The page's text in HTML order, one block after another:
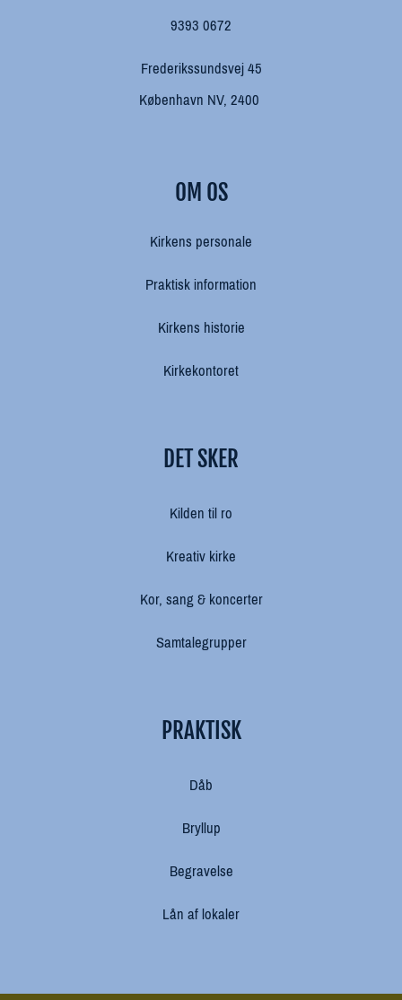
9393 0672
Frederikssundsvej 45
København NV, 2400
OM OS
Kirkens personale
Praktisk information
Kirkens historie
Kirkekontoret
DET SKER
Kilden til ro
Kreativ kirke
Kor, sang & koncerter
Samtalegrupper
PRAKTISK
Dåb
Bryllup
Begravelse
Lån af lokaler